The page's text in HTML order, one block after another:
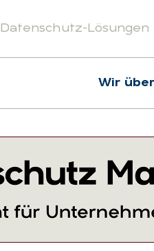
Datenschutz-Lösungen
Wir